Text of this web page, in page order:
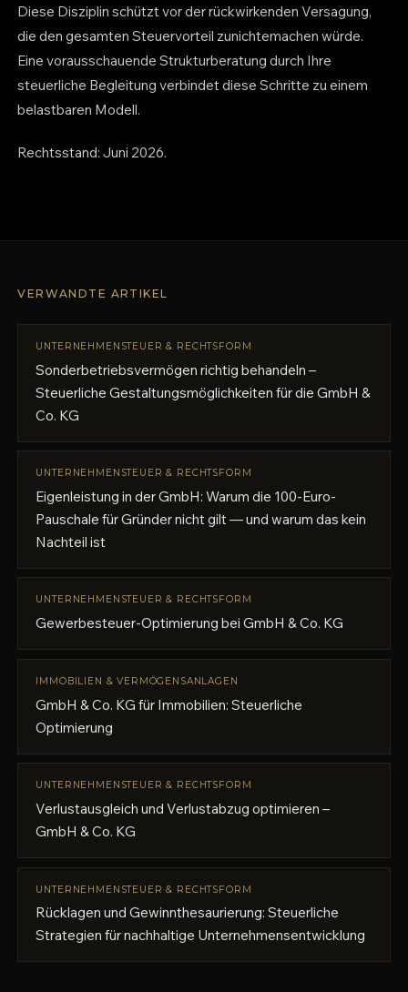
Diese Disziplin schützt vor der rückwirkenden Versagung,
die den gesamten Steuervorteil zunichtemachen würde.
Eine vorausschauende Strukturberatung durch Ihre
steuerliche Begleitung verbindet diese Schritte zu einem
belastbaren Modell.
Rechtsstand: Juni 2026.
VERWANDTE ARTIKEL
UNTERNEHMENSTEUER & RECHTSFORM
Sonderbetriebsvermögen richtig behandeln –
Steuerliche Gestaltungsmöglichkeiten für die GmbH &
Co. KG
UNTERNEHMENSTEUER & RECHTSFORM
Eigenleistung in der GmbH: Warum die 100-Euro-
Pauschale für Gründer nicht gilt — und warum das kein
Nachteil ist
UNTERNEHMENSTEUER & RECHTSFORM
Gewerbesteuer-Optimierung bei GmbH & Co. KG
IMMOBILIEN & VERMÖGENSANLAGEN
GmbH & Co. KG für Immobilien: Steuerliche
Optimierung
UNTERNEHMENSTEUER & RECHTSFORM
Verlustausgleich und Verlustabzug optimieren –
GmbH & Co. KG
UNTERNEHMENSTEUER & RECHTSFORM
Rücklagen und Gewinnthesaurierung: Steuerliche
Strategien für nachhaltige Unternehmensentwicklung